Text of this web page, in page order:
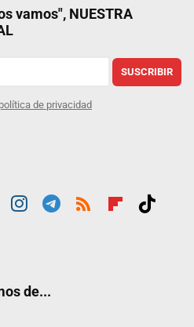
vamos", NUESTRA
SUSCRIBIR
política de privacidad
de...